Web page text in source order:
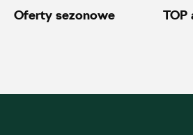
Oferty sezonowe TOP
Auto Forum 2